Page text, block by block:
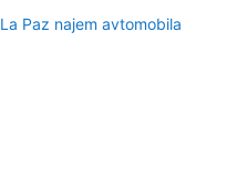
La Paz najem avtomobila